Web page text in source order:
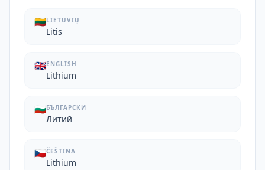
🇱🇹LIETUVIŲ
Litis
🇬🇧ENGLISH
Lithium
🇧🇬БЪЛГАРСКИ
Литий
🇨🇿ČEŠTINA
Lithium